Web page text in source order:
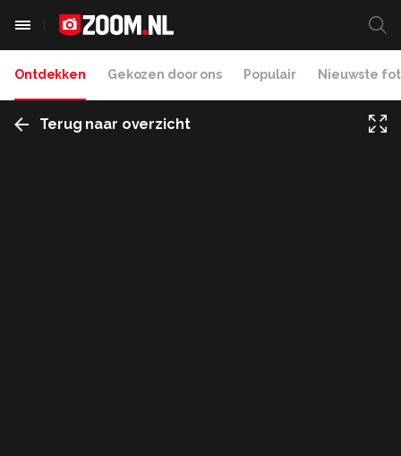
Ontdekken Gekozen door ons Populair Nieuwste
Terug naar overzicht